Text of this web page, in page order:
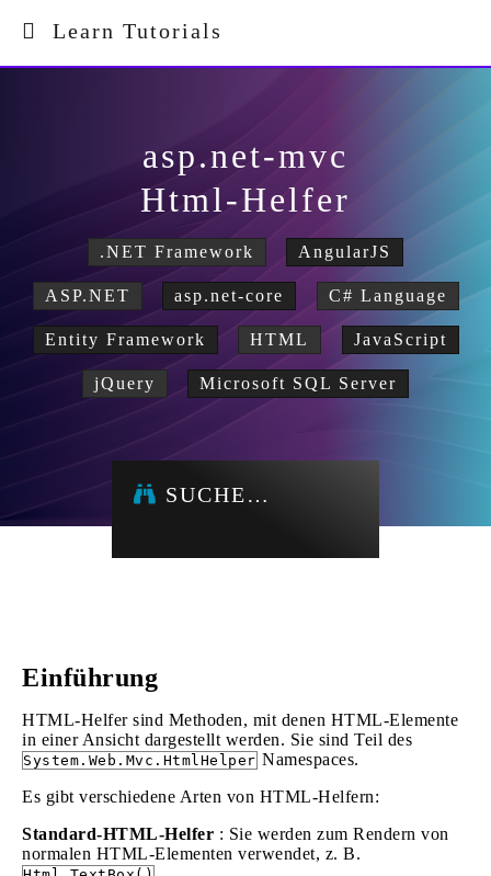
Learn Tutorials
asp.net-mvc
Html-Helfer
.NET Framework AngularJS
ASP.NET asp.net-core C# Language
Entity Framework HTML JavaScript
jQuery Microsoft SQL Server
SUCHE…
Einführung
HTML-Helfer sind Methoden, mit denen HTML-Elemente
in einer Ansicht dargestellt werden. Sie sind Teil des
System.Web.Mvc.HtmlHelper Namespaces.
Es gibt verschiedene Arten von HTML-Helfern:
Standard-HTML-Helfer : Sie werden zum Rendern von
normalen HTML-Elementen verwendet, z. B.